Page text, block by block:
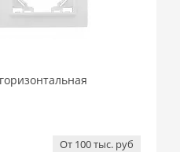
От 100 тыс. руб